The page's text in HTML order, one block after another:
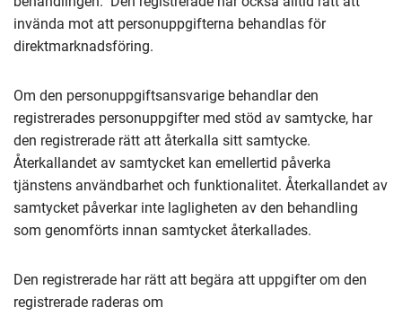
invända mot att personuppgifterna behandlas för
direktmarknadsföring.
Om den personuppgiftsansvarige behandlar den
registrerades personuppgifter med stöd av samtycke, har
den registrerade rätt att återkalla sitt samtycke.
Återkallandet av samtycket kan emellertid påverka
tjänstens användbarhet och funktionalitet. Återkallandet av
samtycket påverkar inte lagligheten av den behandling
som genomförts innan samtycket återkallades.
Den registrerade har rätt att begära att uppgifter om den
registrerade raderas om